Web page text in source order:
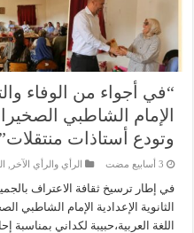
“في أجواء من الوفاء
الإمام الشاطبي
وتودع أستاذات
الرأي والرأي الآخر
في إطار ترسيخ ثقافة الاعتراف
الثانوية الإعدادية الإمام
اللغة العربية،حبيبة لكداني بمناسبة